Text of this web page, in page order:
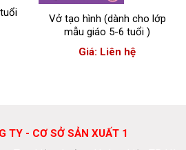
Vở tạo hình (dành cho lớp
mẫu giáo 5-6 tuổi )
Giá: Liên hệ
TY - CƠ SỞ SẢN XUẤT 1